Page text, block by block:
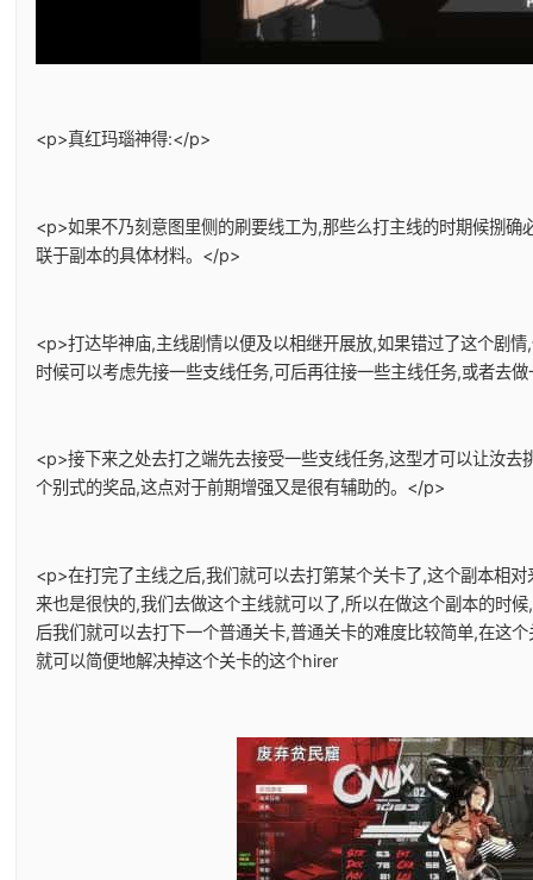
<p>真红玛瑙神得:</p>
<p>如果不乃刻意图里侧的刷要线工为,那些么打主线的时期候捌确
联于副本的具体材料。</p>
<p>打达毕神庙,主线剧情以便及以相继开展放,如果错过了这个剧
时候可以考虑先接一些支线任务,可后再往接一些主线任务,或者去
<p>接下来之处去打之端先去接受一些支线任务,这型才可以让汝去
个别式的奖品,这点对于前期增强又是很有辅助的。</p>
<p>在打完了主线之后,我们就可以去打第某个关卡了,这个副本相
来也是很快的,我们去做这个主线就可以了,所以在做这个副本的时
后我们就可以去打下一个普通关卡,普通关卡的难度比较简单,在这
就可以简便地解决掉这个关卡的这个hirer